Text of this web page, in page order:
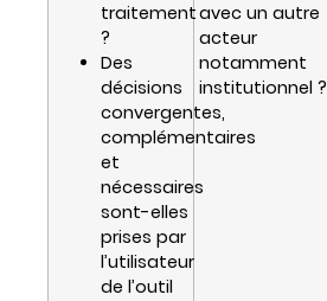
traitement
?
Des
décisions
convergentes,
complémentaires
et
nécessaires
sont-elles
prises par
l’utilisateur
de l’outil
avec un autre
acteur
notamment
institutionnel ?